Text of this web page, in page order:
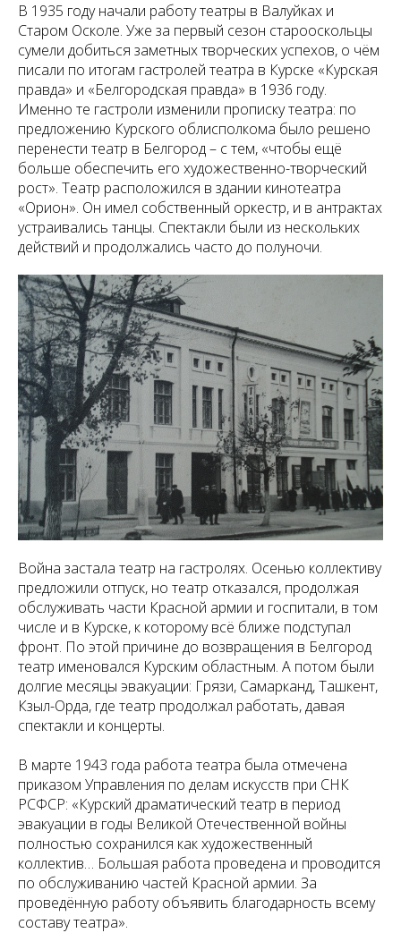
В 1935 году начали работу театры в Валуйках и
Старом Осколе. Уже за первый сезон старооскольцы
сумели добиться заметных творческих успехов, о чём
писали по итогам гастролей театра в Курске «Курская
правда» и «Белгородская правда» в 1936 году.
Именно те гастроли изменили прописку театра: по
предложению Курского облисполкома было решено
перенести театр в Белгород – с тем, «чтобы ещё
больше обеспечить его художественно-творческий
рост». Театр расположился в здании кинотеатра
«Орион». Он имел собственный оркестр, и в антрактах
устраивались танцы. Спектакли были из нескольких
действий и продолжались часто до полуночи.
Война застала театр на гастролях. Осенью коллективу
предложили отпуск, но театр отказался, продолжая
обслуживать части Красной армии и госпитали, в том
числе и в Курске, к которому всё ближе подступал
фронт. По этой причине до возвращения в Белгород
театр именовался Курским областным. А потом были
долгие месяцы эвакуации: Грязи, Самарканд, Ташкент,
Кзыл-Орда, где театр продолжал работать, давая
спектакли и концерты.
В марте 1943 года работа театра была отмечена
приказом Управления по делам искусств при СНК
РСФСР: «Курский драматический театр в период
эвакуации в годы Великой Отечественной войны
полностью сохранился как художественный
коллектив… Большая работа проведена и проводится
по обслуживанию частей Красной армии. За
проведённую работу объявить благодарность всему
составу театра».